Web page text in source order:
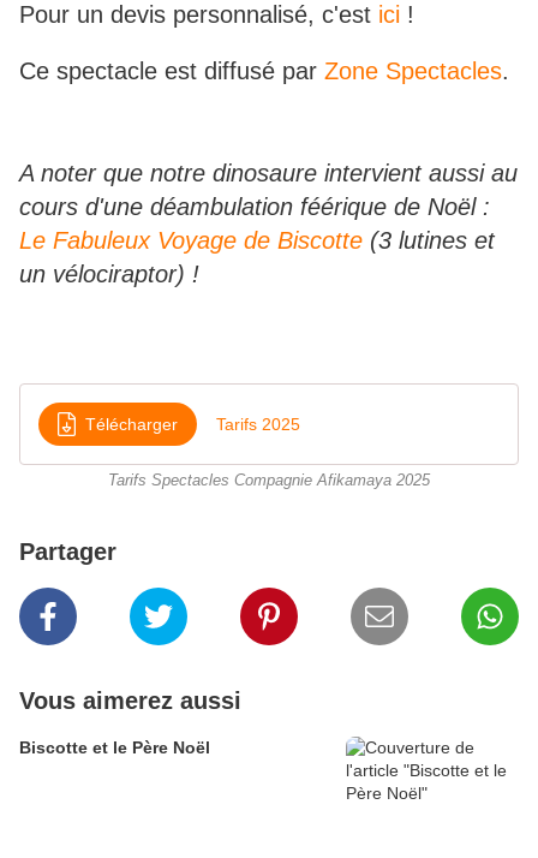
Pour un devis personnalisé, c'est ici !
Ce spectacle est diffusé par Zone Spectacles.
A noter que notre dinosaure intervient aussi au
cours d'une déambulation féérique de Noël :
Le Fabuleux Voyage de Biscotte (3 lutines et
un vélociraptor) !
Télécharger Tarifs 2025
Tarifs Spectacles Compagnie Afikamaya 2025
Partager
Vous aimerez aussi
Biscotte et le Père Noël